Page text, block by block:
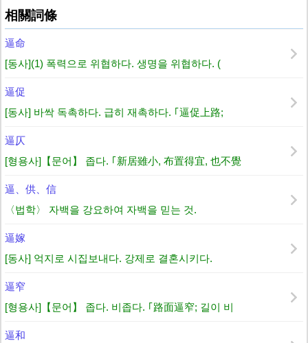
相關詞條
逼命
[동사](1) 폭력으로 위협하다. 생명을 위협하다. (
逼促
[동사] 바싹 독촉하다. 급히 재촉하다. ｢逼促上路;
逼仄
[형용사]【문어】 좁다. ｢新居雖小, 布置得宜, 也不覺
逼、供、信
〈법학〉 자백을 강요하여 자백을 믿는 것.
逼嫁
[동사] 억지로 시집보내다. 강제로 결혼시키다.
逼窄
[형용사]【문어】 좁다. 비좁다. ｢路面逼窄; 길이 비
逼和